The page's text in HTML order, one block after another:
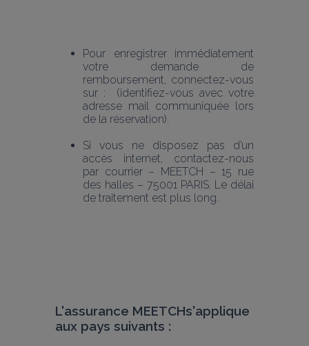
Pour enregistrer immédiatement
votre demande de
remboursement, connectez-vous
sur :  (identifiez-vous avec votre
adresse mail communiquée lors
de la réservation).
Si vous ne disposez pas d’un
accès internet, contactez-nous
par courrier – MEETCH – 15 rue
des halles – 75001 PARIS. Le délai
de traitement est plus long.
L'assurance MEETCHs'applique
aux pays suivants :